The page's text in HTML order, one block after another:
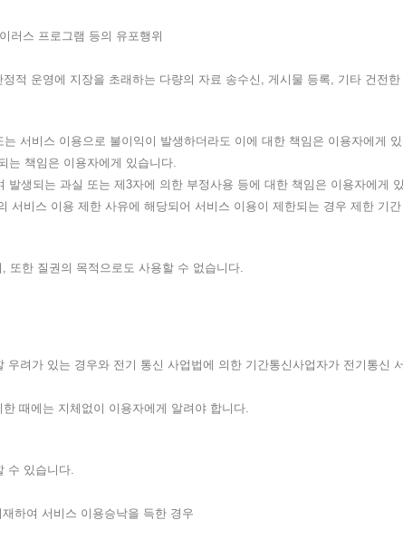
러스 프로그램 등의 유포행위
적 운영에 지장을 초래하는 다량의 자료 송수신, 게시물 등록, 기타 건전
서비스 이용으로 불이익이 발생하더라도 이에 대한 책임은 이용자에게
는 책임은 이용자에게 있습니다.
생되는 과실 또는 제3자에 의한 부정사용 등에 대한 책임은 이용자에게
서비스 이용 제한 사유에 해당되어 서비스 이용이 제한되는 경우 제한 기
또한 질권의 목적으로도 사용할 수 없습니다.
려가 있는 경우와 전기 통신 사업법에 의한 기간통신사업자가 전기통신
때에는 지체없이 이용자에게 알려야 합니다.
수 있습니다.
하여 서비스 이용승낙을 득한 경우